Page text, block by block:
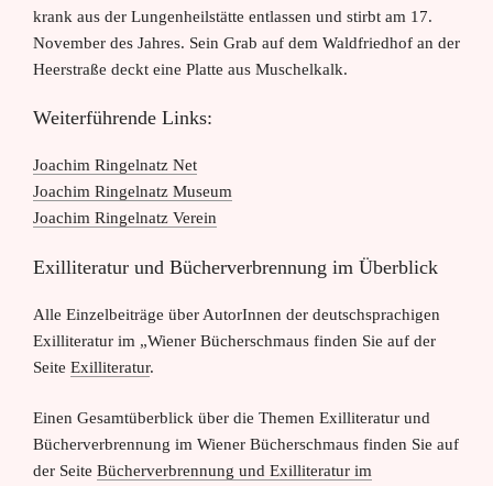
krank aus der Lungenheilstätte entlassen und stirbt am 17.
November des Jahres. Sein Grab auf dem Waldfriedhof an der
Heerstraße deckt eine Platte aus Muschelkalk.
Weiterführende Links:
Joachim Ringelnatz Net
Joachim Ringelnatz Museum
Joachim Ringelnatz Verein
Exilliteratur und Bücherverbrennung im Überblick
Alle Einzelbeiträge über AutorInnen der deutschsprachigen
Exilliteratur im „Wiener Bücherschmaus finden Sie auf der
Seite Exilliteratur.
Einen Gesamtüberblick über die Themen Exilliteratur und
Bücherverbrennung im Wiener Bücherschmaus finden Sie auf
der Seite Bücherverbrennung und Exilliteratur im